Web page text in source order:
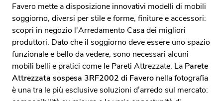
Favero mette a disposizione innovativi modelli di mobili
soggiorno, diversi per stile e forme, finiture e accessori:
scopri in negozio l'Arredamento Casa dei migliori
produttori. Dato che il soggiorno deve essere uno spazio
funzionale e bello da vedere, sono necessari alcuni
mobili belli e pratici come le Pareti Attrezzate. La Parete
Attrezzata sospesa 3RF2002 di Favero nella fotografia
è una tra le più esclusive soluzioni d’arredo sul mercato: